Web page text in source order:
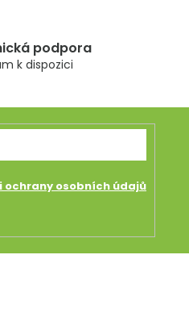
podpora
k dispozici
ochrany osobních údajů